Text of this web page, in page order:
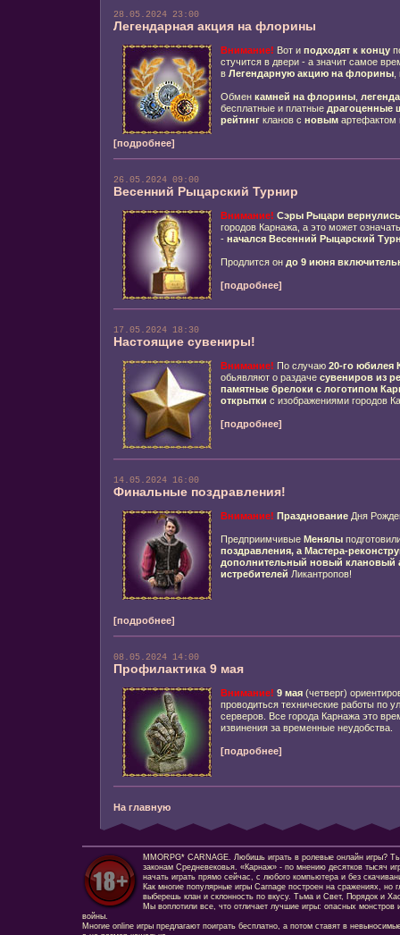
28.05.2024 23:00
Легендарная акция на флорины
Внимание! Вот и подходят к концу
стучится в двери - а значит самое
в Легендарную акцию на флорины,
Обмен камней на флорины,
бесплатные и платные драгоценные
рейтинг кланов с новым артефактом
[подробнее]
26.05.2024 09:00
Весенний Рыцарский Турнир
Внимание! Сэры Рыцари вернулись
городов Карнажа, а это может
- начался Весенний Рыцарский
Продлится он до 9 июня
[подробнее]
17.05.2024 18:30
Настоящие сувениры!
Внимание! По случаю 20-го юбилея
обьявляют о раздаче сувениров из
памятные брелоки с логотипом
открытки с изображениями городов
[подробнее]
14.05.2024 16:00
Финальные поздравления!
Внимание! Празднование Дня
Предприимчивые Менялы
поздравления, а Мастера-
дополнительный новый клановый
истребителей Ликантропов!
[подробнее]
08.05.2024 14:00
Профилактика 9 мая
Внимание! 9 мая(четверг)
проводиться технические работы по
серверов. Все города Карнажа это
извинения за временные неудобства.
[подробнее]
На главную
MMORPG* CARNAGE. Любишь играть в ролевые онлайн игры?
законам Средневековья. «Карнаж» - по мнению десятков тысяч
начать играть прямо сейчас, с любого компьютера и без
Как многие популярные игры Carnage построен на сражениях, но
выберешь клан и склонность по вкусу. Тьма и Свет, Порядок и
Мы воплотили все, что отличает лучшие игры: опасных монстров
войны.
Многие online игры предлагают поиграть бесплатно, а потом ставят в